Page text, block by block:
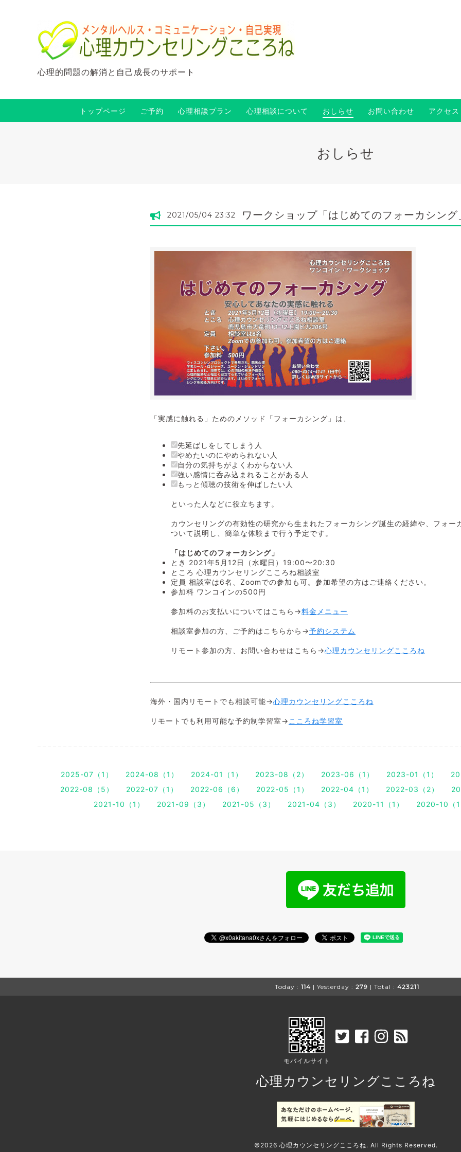
心理的問題の解消と自己成長のサポート
トップページ ご予約 心理相談プラン 心理相談について おしらせ お問い合わせ アクセス
おしらせ
2021/05/04 23:32 ワークショップ「はじめてのフォーカシング
「実感に触れる」ためのメソッド「フォーカシング」は、
先延ばしをしてしまう人
やめたいのにやめられない人
自分の気持ちがよくわからない人
強い感情に呑み込まれることがある人
もっと傾聴の技術を伸ばしたい人
といった人などに役立ちます。
カウンセリングの有効性の研究から生まれたフォーカシング誕生の経緯や、フォー
ついて説明し、簡単な体験まで行う予定です。
‌「はじめてのフォーカシング」
とき 2021年5月12日（水曜日）19:00〜20:30
ところ 心理カウンセリングこころね相談室
定員 相談室は6名、Zoomでの参加も可。参加希望の方はご連絡ください。
参加料 ワンコインの500円
参加料のお支払いについてはこちら→料金メニュー
相談室参加の方、ご予約はこちらから→予約システム
リモート参加の方、お問い合わせはこちら→心理カウンセリングこころね
海外・国内リモートでも相談可能→心理カウンセリングこころね
リモートでも利用可能な予約制学習室→ こころね学習室
2025-07（1） 2024-08（1） 2024-01（1） 2023-08（2） 2023-06（1） 2023-01（1）
2022-08（5）
2022-07（1） 2022-06（6） 2022-05（1） 2022-04（1） 2022-03（2）
2021-10（1）
2021-09（3） 2021-05（3） 2021-04（3） 2020-11（1） 2020-10（1
Today : 114 | Yesterday : 279 | Total : 423211
モバイルサイト
心理カウンセリングこころね
©2026 心理カウンセリングこころね. All Rights Reserved.